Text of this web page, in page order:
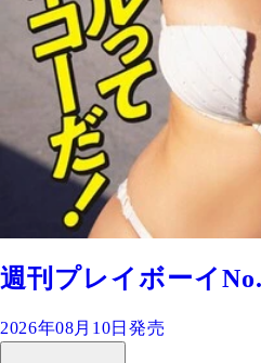
週刊プレイボーイ
2026年08月10日発売